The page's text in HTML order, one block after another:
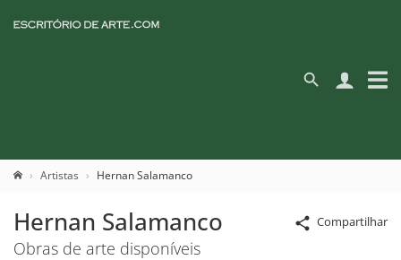
Artistas Hernan Salamanco
Compartilhar
Hernan Salamanco
Obras de arte disponíveis